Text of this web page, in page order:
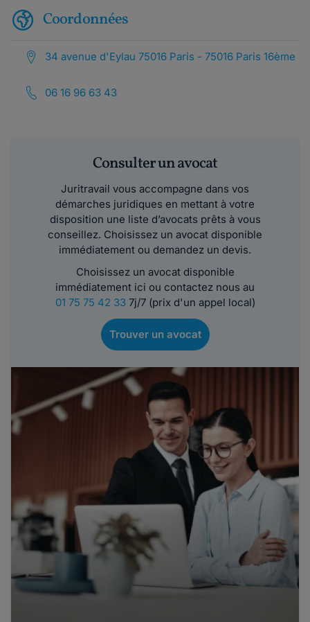
Coordonnées
34 avenue d'Eylau 75016 Paris - 75016 Paris 16ème
06 16 96 63 43
Consulter un avocat
Juritravail vous accompagne dans vos
démarches juridiques en mettant à votre
disposition une liste d’avocats prêts à vous
conseillez. Choisissez un avocat disponible
immédiatement ou demandez un devis.
Choisissez un avocat disponible
immédiatement ici ou contactez nous au
01 75 75 42 337j/7 (prix d'un appel local)
Trouver un avocat